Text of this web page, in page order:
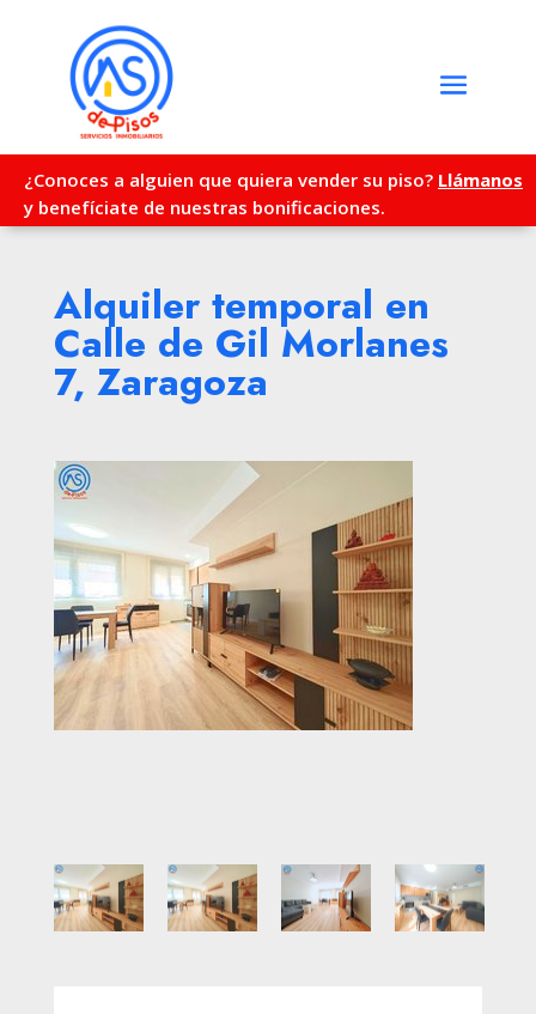
¿Conoces a alguien que quiera vender su piso? Llámanos
y benefíciate de nuestras bonificaciones.
Alquiler temporal en
Calle de Gil Morlanes
7, Zaragoza